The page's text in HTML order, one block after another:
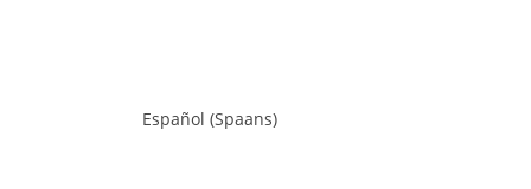
Español (Spaans)